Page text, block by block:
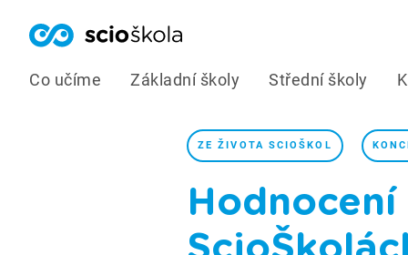
Co učíme Základní školy Střední školy
ZE ŽIVOTA SCIOŠKOL
Hodnocení